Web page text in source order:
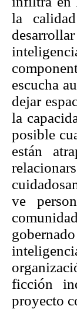
la
escucha
dejar
la
posible
están
ve
ficción
proyecto